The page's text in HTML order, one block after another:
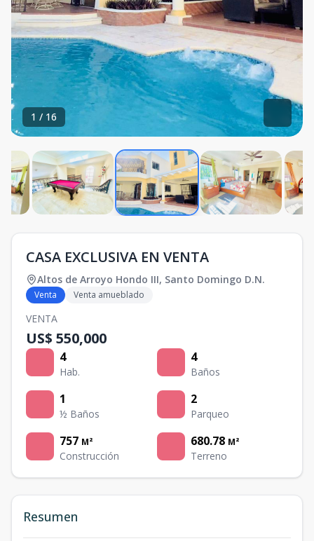
1 / 16
CASA EXCLUSIVA EN VENTA
Altos de Arroyo Hondo III, Santo Domingo D.N.
Venta Venta amueblado
VENTA
US$ 550,000
4
Hab.
4
Baños
1
½ Baños
2
Parqueo
757 M²
Construcción
680.78 M²
Terreno
Resumen